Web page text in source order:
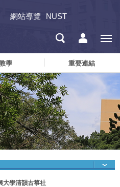
網站導覽 NUST
學 重要連結
大學清韻古箏社